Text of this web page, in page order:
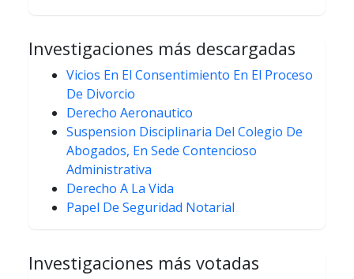
Investigaciones más descargadas
Vicios En El Consentimiento En El Proceso
De Divorcio
Derecho Aeronautico
Suspension Disciplinaria Del Colegio De
Abogados, En Sede Contencioso
Administrativa
Derecho A La Vida
Papel De Seguridad Notarial
Investigaciones más votadas